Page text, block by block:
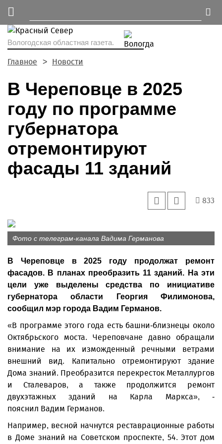
Вологодская областная газета.
Главное Новости
В Череповце в 2025
году по программе
губернатора
отремонтируют
фасады 11 зданий
833
Фото с телеграм-канала Вадима Германова
В Череповце в 2025 году продолжат ремонт
фасадов. В планах преобразить 11 зданий. На эти
цели уже выделены средства по инициативе
губернатора области Георгия Филимонова,
сообщил мэр города Вадим Германов.
«В программе этого года есть башни-близнецы около
Октябрьского моста. Череповчане давно обращали
внимание на их изможденный речными ветрами
внешний вид. Капитально отремонтируют здание
Дома знаний. Преобразится перекресток Металлургов
и Сталеваров, а также продолжится ремонт
двухэтажных зданий на Карла Маркса», -
пояснил Вадим Германов.
Например, весной начнутся реставрационные работы
в Доме знаний на Советском проспекте, 54. Этот дом